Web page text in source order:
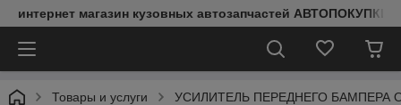
интернет магазин кузовных автозапчастей АВТОПОКУПКИ
Товары и услуги УСИЛИТЕЛЬ ПЕРЕДНЕГО БАМПЕРА